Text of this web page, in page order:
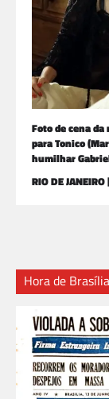
Foto de cena
para Tonico
humilhar
RIO DE JANEIRO
Hora de